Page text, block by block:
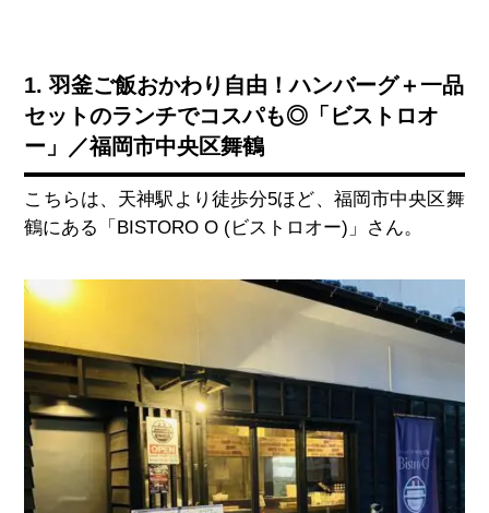
1. 羽釜ご飯おかわり自由！ハンバーグ＋一品
セットのランチでコスパも◎「ビストロオ
ー」／福岡市中央区舞鶴
こちらは、天神駅より徒歩分5ほど、福岡市中央区舞
鶴にある「 BISTORO O (ビストロオー) 」さん。